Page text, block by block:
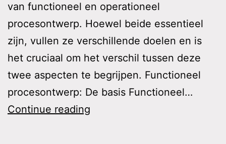
van functioneel en operationeel
procesontwerp. Hoewel beide essentieel
zijn, vullen ze verschillende doelen en is
het cruciaal om het verschil tussen deze
twee aspecten te begrijpen. Functioneel
procesontwerp: De basis Functioneel…
Continue reading